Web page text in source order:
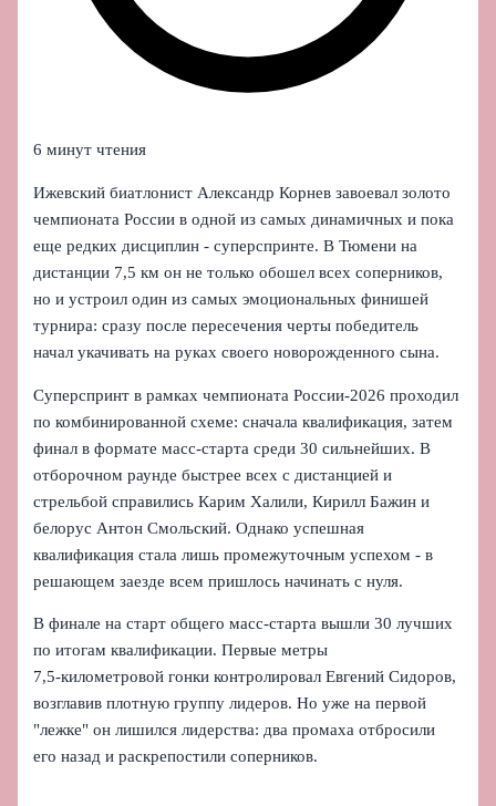
6 минут чтения
Ижевский биатлонист Александр Корнев завоевал золото
чемпионата России в одной из самых динамичных и пока
еще редких дисциплин - суперспринте. В Тюмени на
дистанции 7,5 км он не только обошел всех соперников,
но и устроил один из самых эмоциональных финишей
турнира: сразу после пересечения черты победитель
начал укачивать на руках своего новорожденного сына.
Суперспринт в рамках чемпионата России‑2026 проходил
по комбинированной схеме: сначала квалификация, затем
финал в формате масс‑старта среди 30 сильнейших. В
отборочном раунде быстрее всех с дистанцией и
стрельбой справились Карим Халили, Кирилл Бажин и
белорус Антон Смольский. Однако успешная
квалификация стала лишь промежуточным успехом - в
решающем заезде всем пришлось начинать с нуля.
В финале на старт общего масс‑старта вышли 30 лучших
по итогам квалификации. Первые метры
7,5‑километровой гонки контролировал Евгений Сидоров,
возглавив плотную группу лидеров. Но уже на первой
"лежке" он лишился лидерства: два промаха отбросили
его назад и раскрепостили соперников.